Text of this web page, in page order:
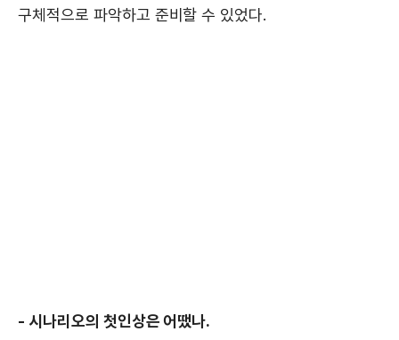
구체적으로 파악하고 준비할 수 있었다.
- 시나리오의 첫인상은 어땠나.